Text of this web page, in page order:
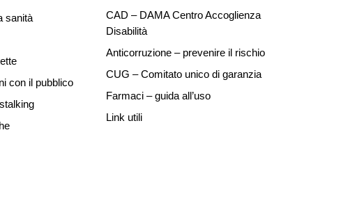
sanità
con il pubblico
CAD – DAMA Centro Accoglienza
Disabilità
Anticorruzione – prevenire il rischio
CUG – Comitato unico di garanzia
Farmaci – guida all’uso
Link utili